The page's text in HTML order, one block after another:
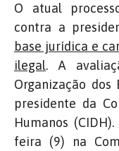
O atual
contra a
base jurídica e
ilegal. A
Organização dos
presidente da
Humanos
feira (9) na